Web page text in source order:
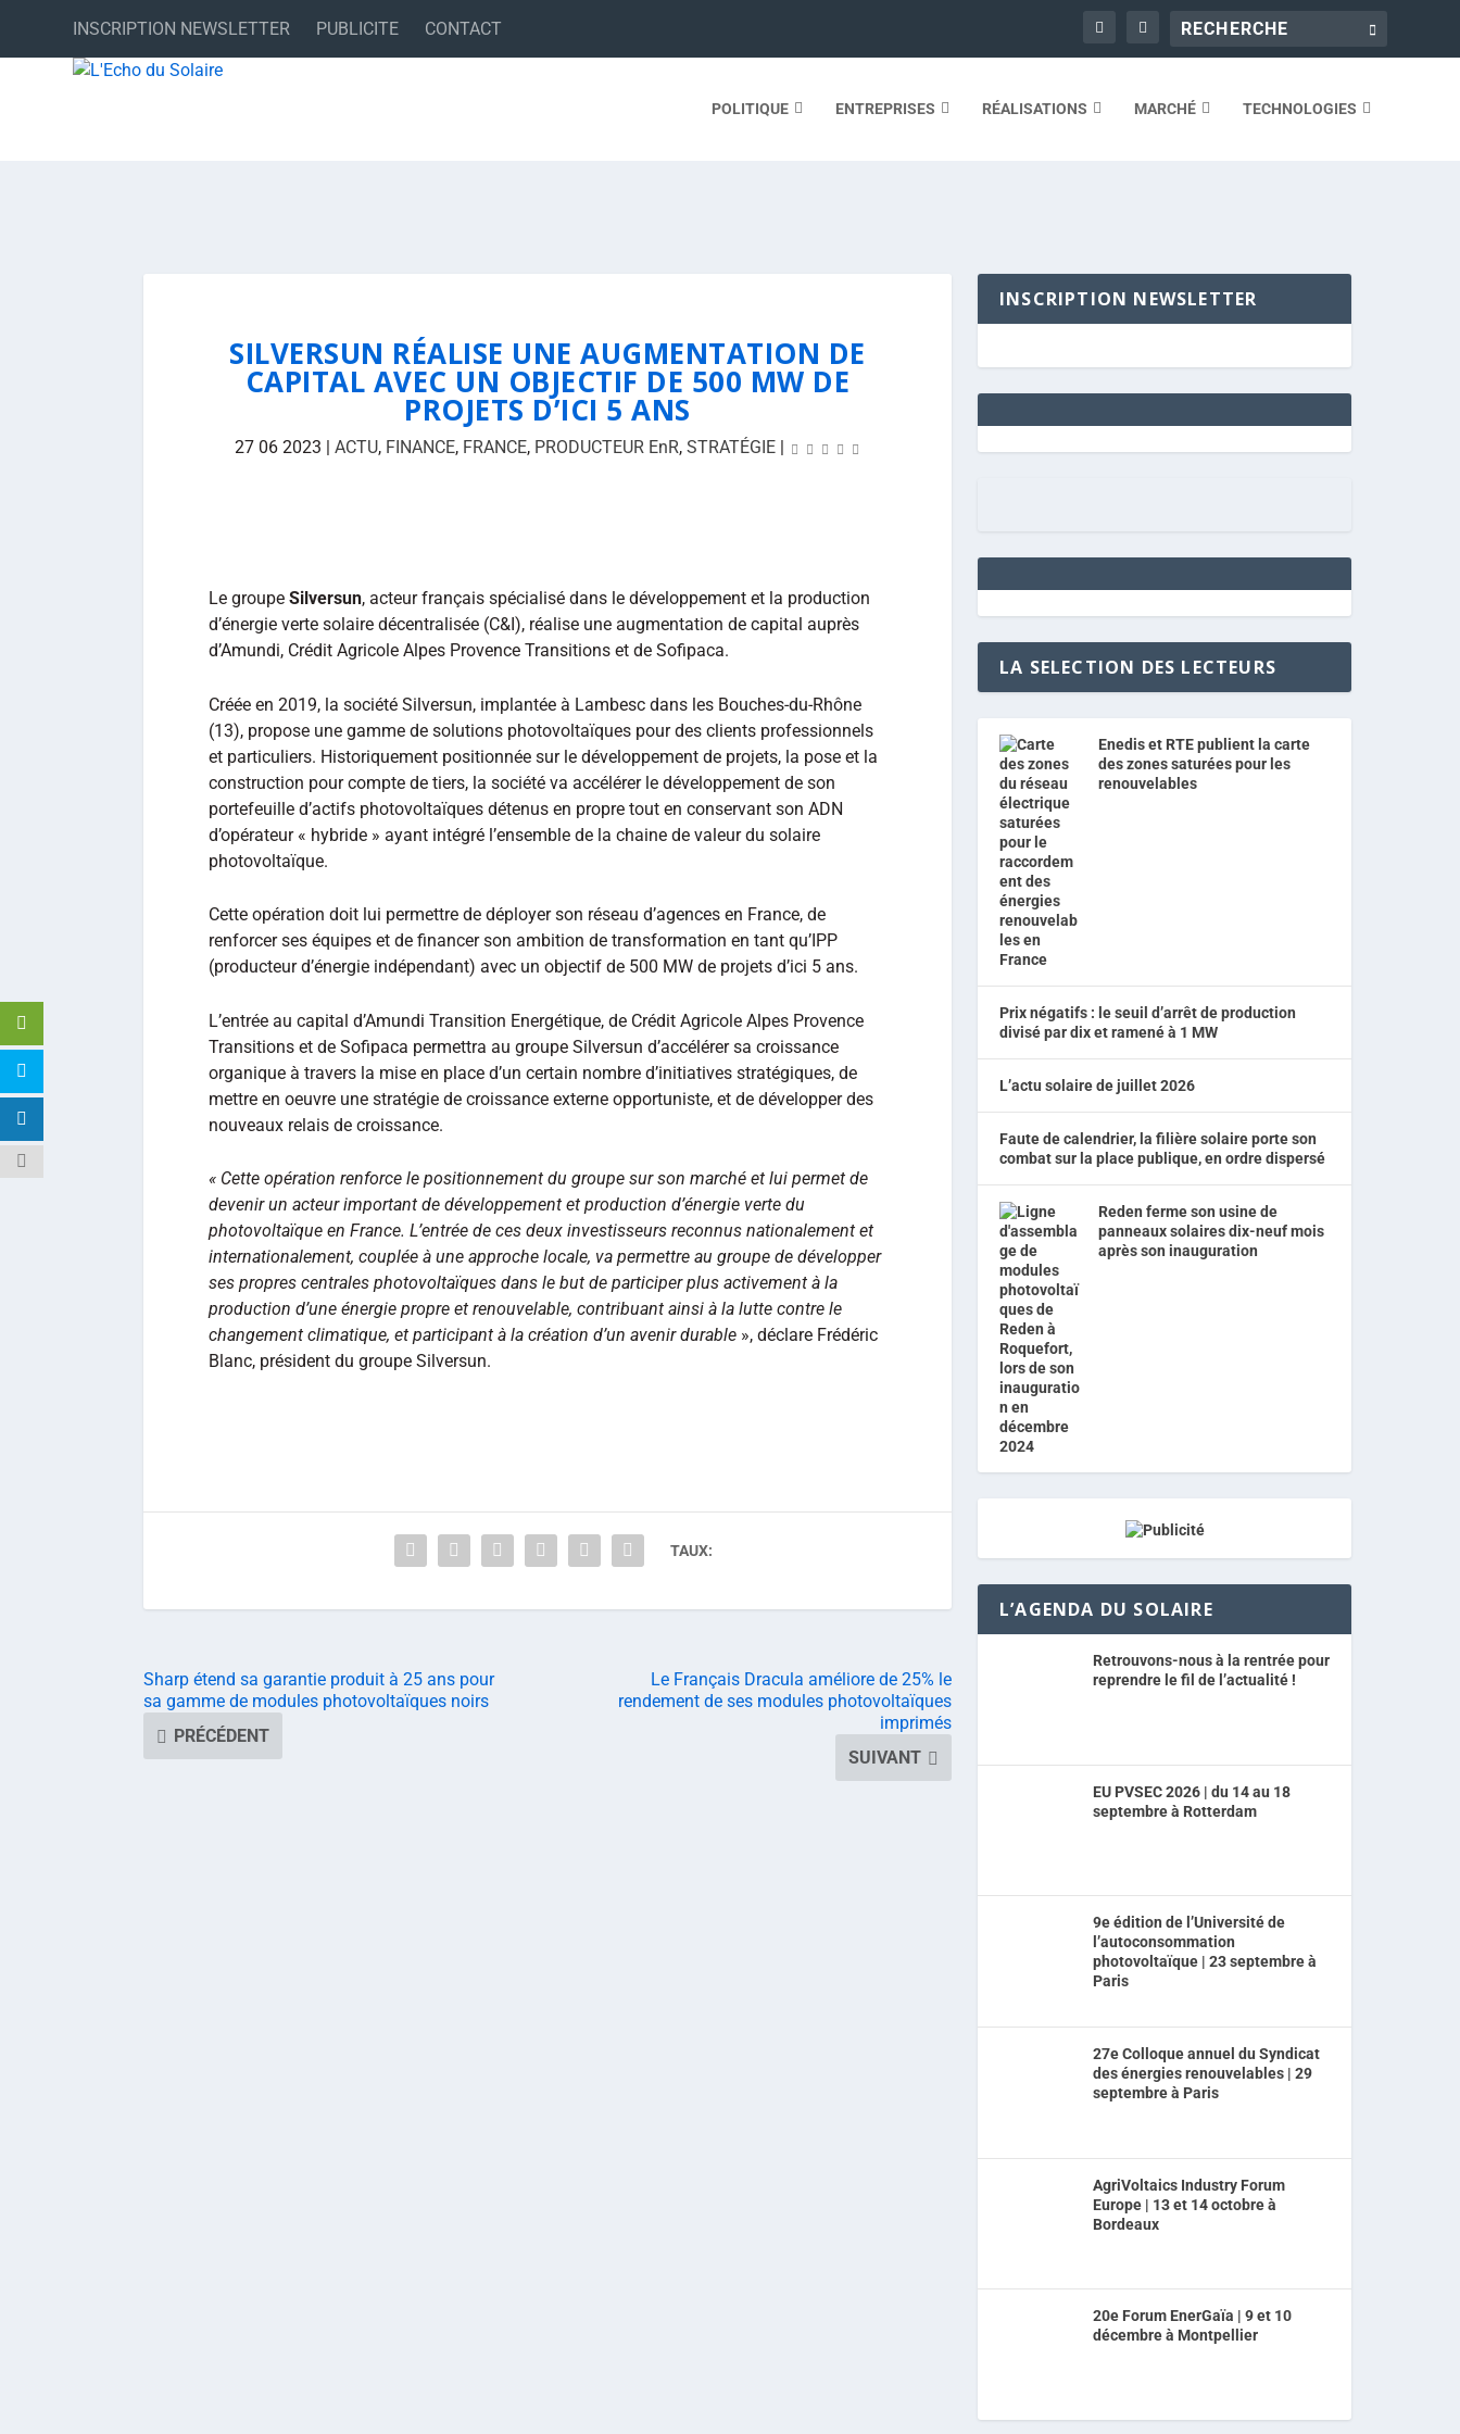
INSCRIPTION NEWSLETTER PUBLICITE CONTACT
POLITIQUE ENTREPRISES RÉALISATIONS MARCHÉ TECHNOLOGIES
SILVERSUN RÉALISE UNE AUGMENTATION DE
CAPITAL AVEC UN OBJECTIF DE 500 MW DE
PROJETS D’ICI 5 ANS
27 06 2023 | ACTU, FINANCE, FRANCE, PRODUCTEUR EnR, STRATÉGIE |
Le groupe Silversun, acteur français spécialisé dans le développement et la production
d’énergie verte solaire décentralisée (C&I), réalise une augmentation de capital auprès
d’Amundi, Crédit Agricole Alpes Provence Transitions et de Sofipaca.
Créée en 2019, la société Silversun, implantée à Lambesc dans les Bouches-du-Rhône
(13), propose une gamme de solutions photovoltaïques pour des clients professionnels
et particuliers. Historiquement positionnée sur le développement de projets, la pose et la
construction pour compte de tiers, la société va accélérer le développement de son
portefeuille d’actifs photovoltaïques détenus en propre tout en conservant son ADN
d’opérateur « hybride » ayant intégré l’ensemble de la chaine de valeur du solaire
photovoltaïque.
Cette opération doit lui permettre de déployer son réseau d’agences en France, de
renforcer ses équipes et de financer son ambition de transformation en tant qu’IPP
(producteur d’énergie indépendant) avec un objectif de 500 MW de projets d’ici 5 ans.
L’entrée au capital d’Amundi Transition Energétique, de Crédit Agricole Alpes Provence
Transitions et de Sofipaca permettra au groupe Silversun d’accélérer sa croissance
organique à travers la mise en place d’un certain nombre d’initiatives stratégiques, de
mettre en oeuvre une stratégie de croissance externe opportuniste, et de développer des
nouveaux relais de croissance.
« Cette opération renforce le positionnement du groupe sur son marché et lui permet de
devenir un acteur important de développement et production d’énergie verte du
photovoltaïque en France. L’entrée de ces deux investisseurs reconnus nationalement et
internationalement, couplée à une approche locale, va permettre au groupe de développer
ses propres centrales photovoltaïques dans le but de participer plus activement à la
production d’une énergie propre et renouvelable, contribuant ainsi à la lutte contre le
changement climatique, et participant à la création d’un avenir durable », déclare Frédéric
Blanc, président du groupe Silversun.
TAUX:
Sharp étend sa garantie produit à 25 ans pour
sa gamme de modules photovoltaïques noirs
PRÉCÉDENT
Le Français Dracula améliore de 25% le
rendement de ses modules photovoltaïques
imprimés
SUIVANT
INSCRIPTION NEWSLETTER
LA SELECTION DES LECTEURS
Enedis et RTE publient la carte
des zones saturées pour les
renouvelables
Prix négatifs : le seuil d’arrêt de production
divisé par dix et ramené à 1 MW
L’actu solaire de juillet 2026
Faute de calendrier, la filière solaire porte son
combat sur la place publique, en ordre dispersé
Reden ferme son usine de
panneaux solaires dix-neuf mois
après son inauguration
L’AGENDA DU SOLAIRE
Retrouvons-nous à la rentrée pour
reprendre le fil de l’actualité !
EU PVSEC 2026 | du 14 au 18
septembre à Rotterdam
9e édition de l’Université de
l’autoconsommation
photovoltaïque | 23 septembre à
Paris
27e Colloque annuel du Syndicat
des énergies renouvelables | 29
septembre à Paris
AgriVoltaics Industry Forum
Europe | 13 et 14 octobre à
Bordeaux
20e Forum EnerGaïa | 9 et 10
décembre à Montpellier